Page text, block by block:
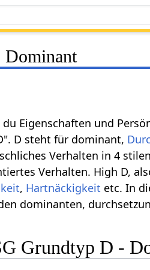
Eigenschaften und
D steht für dominant,
Verhalten in 4
Verhalten. High D,
, Hartnäckigkeit etc. In
dominanten,
Grundtyp D -